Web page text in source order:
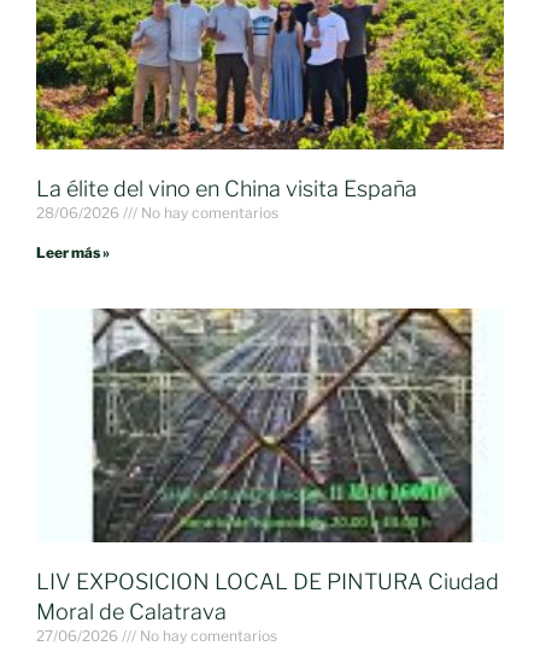
La élite del vino en China visita España
28/06/2026 No hay comentarios
Leer más »
LIV EXPOSICION LOCAL DE PINTURA Ciudad
Moral de Calatrava
27/06/2026 No hay comentarios